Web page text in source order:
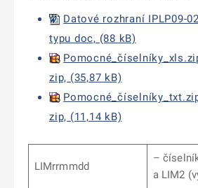
Datové rozhraní IPLP09-
typu doc, (88 kB)
zip, (35,87 kB)
zip, (11,14 kB)
LIMrrmmdd
–
a LIM2